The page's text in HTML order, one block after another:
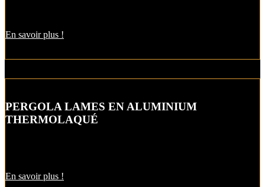
En savoir plus !
PERGOLA LAMES EN ALUMINIUM
THERMOLAQUÉ
En savoir plus !